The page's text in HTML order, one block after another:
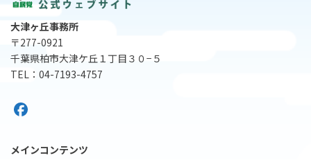
大津ヶ丘事務所
〒277-0921
千葉県柏市大津ケ丘１丁目３０−５
TEL：04-7193-4757
メインコンテンツ